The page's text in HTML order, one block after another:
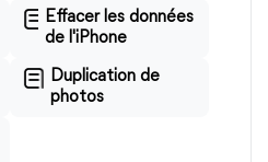
Effacer les données
de l'iPhone
Duplication de
photos